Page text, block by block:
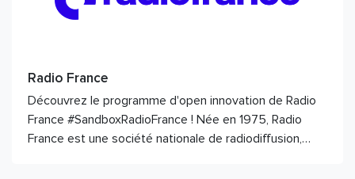
Radio France
Découvrez le programme d'open innovation de Radio
France #SandboxRadioFrance ! Née en 1975, Radio
France est une société nationale de radiodiffusion,…